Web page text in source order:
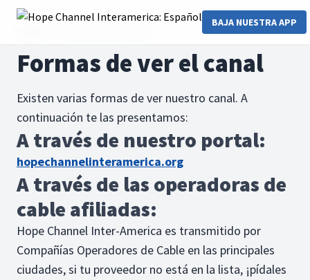
BAJA NUESTRA APP
Formas de ver el canal
Existen varias formas de ver nuestro canal. A
continuación te las presentamos:
A través de nuestro portal:
hopechannelinteramerica.org
A través de las operadoras de
cable afiliadas:
Hope Channel Inter-America es transmitido por
Compañías Operadores de Cable en las principales
ciudades, si tu proveedor no está en la lista, ¡pídales